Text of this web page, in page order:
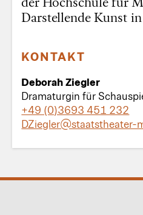
Darstellende Kunst
KONTAKT
Deborah Ziegler
Dramaturgin für
+49 (0)3693 451 232
DZiegler@staatstheater-